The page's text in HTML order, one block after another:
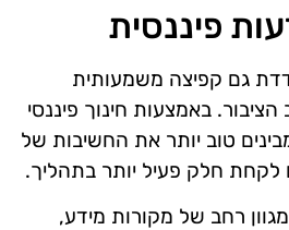
פיננסית
גם קפיצה משמעותית
באמצעות חינוך פיננסי
טוב יותר את החשיבות של
לקחת חלק פעיל יותר בתהליך.
רחב של מקורות מידע,